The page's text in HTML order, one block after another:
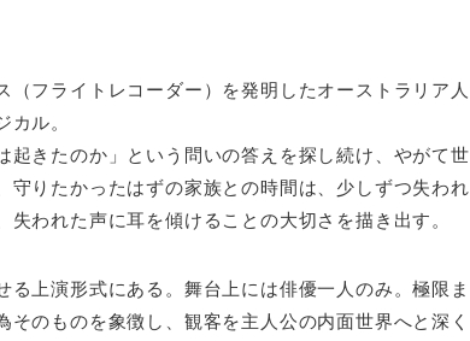
フライトレコーダー）を発明したオーストラリア人
ル。
きたのか」という問いの答えを探し続け、やがて世
りたかったはずの家族との時間は、少しずつ失われ
われた声に耳を傾けることの大切さを描き出す。
上演形式にある。舞台上には俳優一人のみ。極限ま
のものを象徴し、観客を主人公の内面世界へと深く